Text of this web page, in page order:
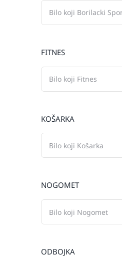
FITNES
KOŠARKA
NOGOMET
ODBOJKA